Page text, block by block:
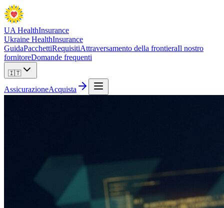
UA HealthInsurance
Ukraine HealthInsurance
GuidaPacchettiRequisitiAttraversamento della frontieraIl nostro
fornitoreDomande frequenti
🇮🇹
AssicurazioneAcquista